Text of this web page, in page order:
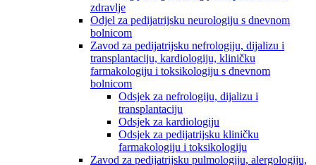
zdravlje
Odjel za pedijatrijsku neurologiju s dnevnom
bolnicom
Zavod za pedijatrijsku nefrologiju, dijalizu i
transplantaciju, kardiologiju, kliničku
farmakologiju i toksikologiju s dnevnom
bolnicom
Odsjek za nefrologiju, dijalizu i
transplantaciju
Odsjek za kardiologiju
Odsjek za pedijatrijsku kliničku
farmakologiju i toksikologiju
Zavod za pedijatrijsku pulmologiju, alergologiju,